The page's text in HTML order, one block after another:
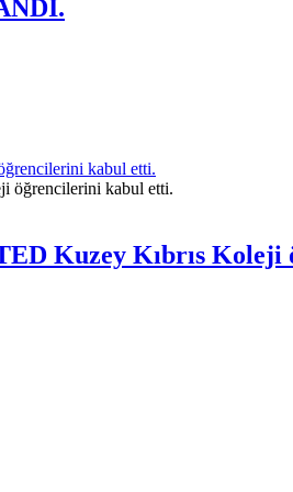
kabul etti.
Kuzey Kıbrıs